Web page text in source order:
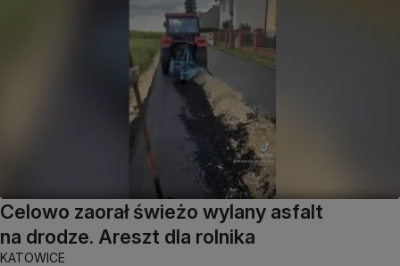
Celowo zaorał świeżo wylany asfalt
na drodze. Areszt dla rolnika
KATOWICE